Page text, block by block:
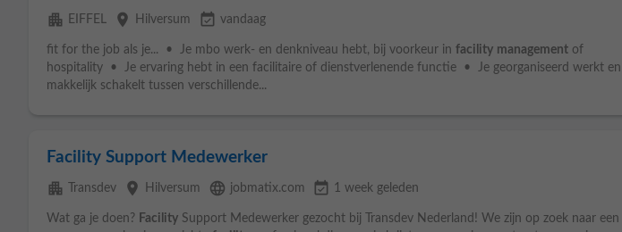
apartment EIFFEL place Hilversum event_available vandaag
fit for the job als je... • Je mbo werk- en denkniveau hebt, bij voorkeur in facility management of
hospitality • Je ervaring hebt in een facilitaire of dienstverlenende functie • Je georganiseerd werkt en
makkelijk schakelt tussen verschillende...
Facility Support Medewerker
apartment Transdev place Hilversum language jobmatix.com event_available 1 week geleden
Wat ga je doen? Facility Support Medewerker gezocht bij Transdev Nederland! We zijn op zoek naar een